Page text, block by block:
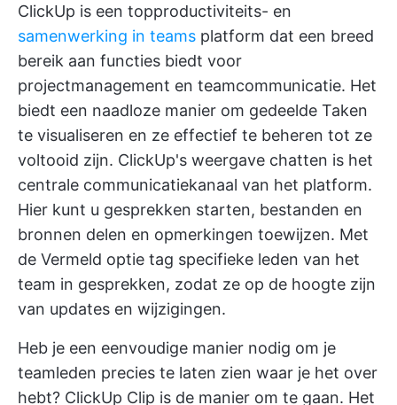
ClickUp is een topproductiviteits- en
samenwerking in teams platform dat een breed
bereik aan functies biedt voor
projectmanagement en teamcommunicatie. Het
biedt een naadloze manier om gedeelde Taken
te visualiseren en ze effectief te beheren tot ze
voltooid zijn. ClickUp's weergave chatten is het
centrale communicatiekanaal van het platform.
Hier kunt u gesprekken starten, bestanden en
bronnen delen en opmerkingen toewijzen. Met
de Vermeld optie tag specifieke leden van het
team in gesprekken, zodat ze op de hoogte zijn
van updates en wijzigingen.
Heb je een eenvoudige manier nodig om je
teamleden precies te laten zien waar je het over
hebt? ClickUp Clip is de manier om te gaan. Het